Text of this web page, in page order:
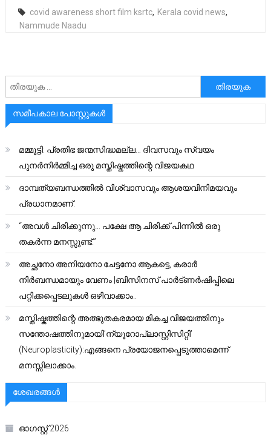
covid awareness short film ksrtc, Kerala covid news,
Nammude Naadu
അനേഷിക്കുക
സമീപകാല പോസ്റ്റുകൾ
മമ്മൂട്ടി: പ്രതിഭ ജന്മസിദ്ധമല്ല… ദിവസവും സ്വയം
പുനർനിർമ്മിച്ച ഒരു മസ്തിഷ്കത്തിന്റെ വിജയകഥ
ദാമ്പത്യബന്ധത്തിൽ വിശ്വാസവും ആശയവിനിമയവും
പ്രധാനമാണ്.
“അവൾ ചിരിക്കുന്നു… പക്ഷേ ആ ചിരിക്ക് പിന്നിൽ ഒരു
തകർന്ന മനസ്സുണ്ട്.”
അച്ഛനോ അനിയനോ ചേട്ടനോ ആകട്ടെ, കരാർ
നിർബന്ധമായും വേണം |ബിസിനസ് പാർട്ണർഷിപ്പിലെ
പറ്റിക്കപ്പെടലുകൾ ഒഴിവാക്കാം..
മസ്തിഷ്കത്തിന്റെ അത്ഭുതകരമായ മികച്ച വിജയത്തിനും
സന്തോഷത്തിനുമായി’ന്യൂറോപ്ലാസ്റ്റിസിറ്റി’
(Neuroplasticity):എങ്ങനെ പ്രയോജനപ്പെടുത്താമെന്ന്
മനസ്സിലാക്കാം.
ശേഖരങ്ങൾ
ഓഗസ്റ്റ്‌ 2026